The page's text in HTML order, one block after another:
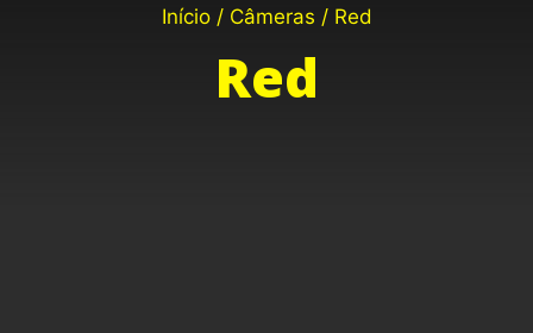
Início/ Câmeras / Red
Red